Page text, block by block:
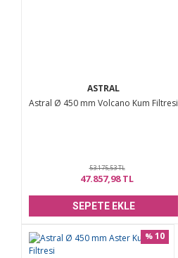
ASTRAL
Astral Ø 450 mm Volcano Kum Filtresi
53.175,53 TL
47.857,98 TL
SEPETE EKLE
% 10